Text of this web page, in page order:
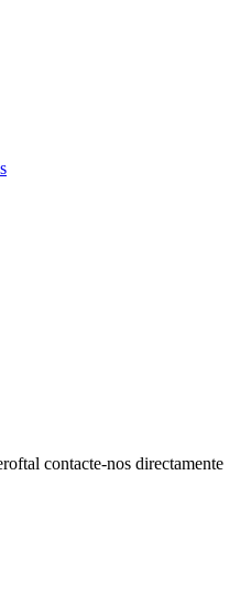
contacte-nos directamente